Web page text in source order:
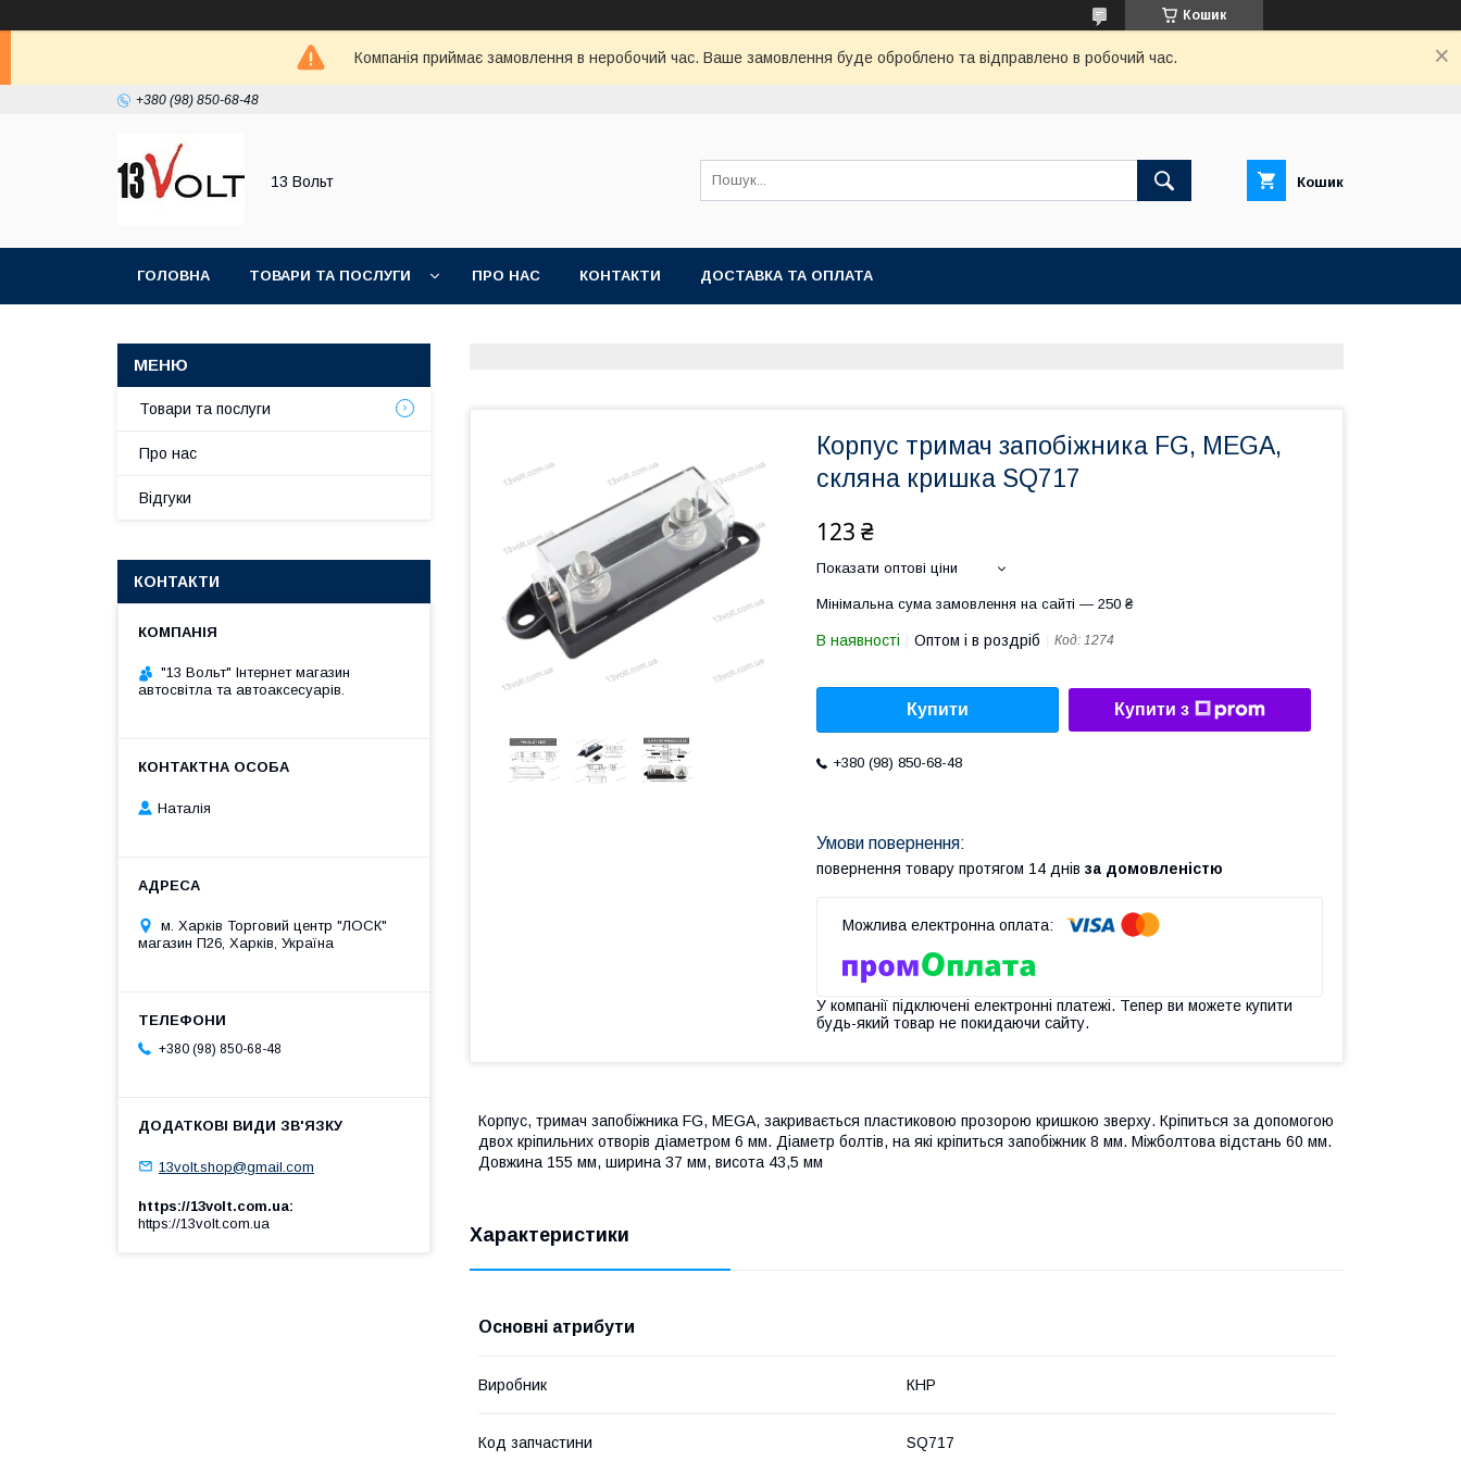
Кошик
Компанія приймає замовлення в неробочий час. Ваше замовлення буде оброблено та відправлено в робочий час.
+380 (98) 850-68-48
13 Вольт Кошик
ГОЛОВНА ТОВАРИ ТА ПОСЛУГИ ПРО НАС КОНТАКТИ ДОСТАВКА ТА ОПЛАТА
Корпус тримач запобіжника FG, MEGA,
скляна кришка SQ717
123 ₴
Показати оптові ціни
Мінімальна сума замовлення на сайті — 250 ₴
В наявності Оптом і в роздріб Код: 1274
Купити Купити з
+380 (98) 850-68-48
повернення товару протягом 14 днів за домовленістю
У компанії підключені електронні платежі. Тепер ви можете купити
будь-який товар не покидаючи сайту.
Корпус, тримач запобіжника FG, MEGA, закривається пластиковою прозорою кришкою зверху. Кріпиться за допомогою
двох кріпильних отворів діаметром 6 мм. Діаметр болтів, на які кріпиться запобіжник 8 мм. Міжболтова відстань 60 мм.
Довжина 155 мм, ширина 37 мм, висота 43,5 мм
Характеристики
Основні атрибути
Виробник КНР
Код запчастини SQ717
Товари та послуги
Про нас
Відгуки
КОНТАКТИ
"13 Вольт" Інтернет магазин
автосвітла та автоаксесуарів.
Наталія
м. Харків Торговий центр "ЛОСК"
магазин П26, Харків, Україна
+380 (98) 850-68-48
13volt.shop@gmail.com
https://13volt.com.ua
https://13volt.com.ua